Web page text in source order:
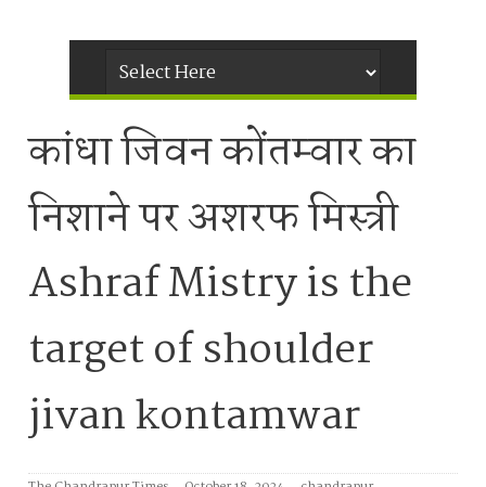
कांधा जिवन कोंतम्वार का
निशाने पर अशरफ मिस्त्री
Ashraf Mistry is the
target of shoulder
jivan kontamwar